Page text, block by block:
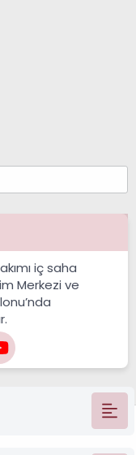
iç saha
Merkezi ve